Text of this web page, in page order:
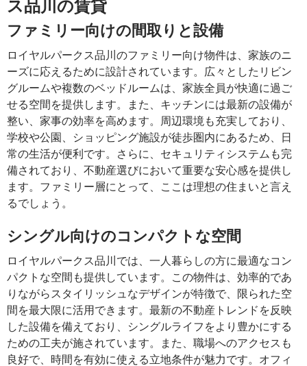
ス品川の賃貸
ファミリー向けの間取りと設備
ロイヤルパークス品川のファミリー向け物件は、家族のニ
ーズに応えるために設計されています。広々としたリビン
グルームや複数のベッドルームは、家族全員が快適に過ご
せる空間を提供します。また、キッチンには最新の設備が
整い、家事の効率を高めます。周辺環境も充実しており、
学校や公園、ショッピング施設が徒歩圏内にあるため、日
常の生活が便利です。さらに、セキュリティシステムも完
備されており、不動産選びにおいて重要な安心感を提供し
ます。ファミリー層にとって、ここは理想の住まいと言え
るでしょう。
シングル向けのコンパクトな空間
ロイヤルパークス品川では、一人暮らしの方に最適なコン
パクトな空間も提供しています。この物件は、効率的であ
りながらスタイリッシュなデザインが特徴で、限られた空
間を最大限に活用できます。最新の不動産トレンドを反映
した設備を備えており、シングルライフをより豊かにする
ための工夫が施されています。また、職場へのアクセスも
良好で、時間を有効に使える立地条件が魅力です。オフィ